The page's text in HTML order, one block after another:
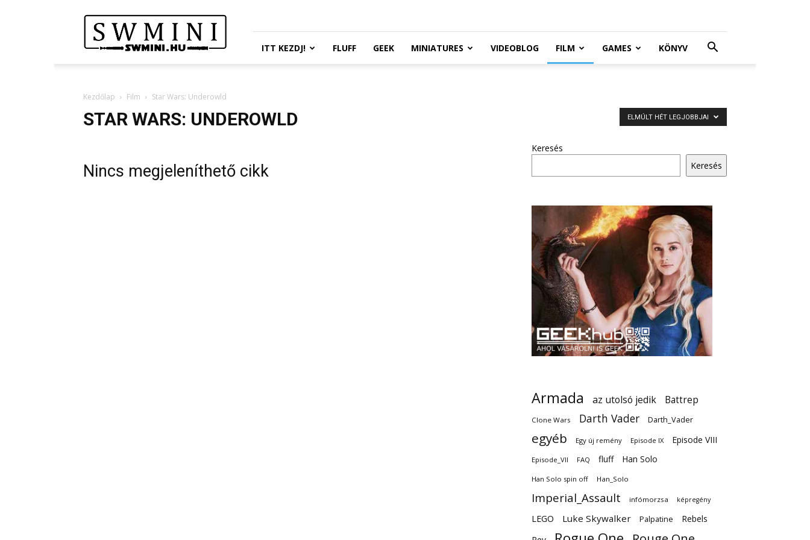
Wars
Miniatures
Portál
ITT KEZDJ! FLUFF GEEK MINIATURES VIDEOBLOG FILM GAMES KÖNYV
Kezdőlap Film Star Wars: Underowld
STAR WARS: UNDEROWLD ELMÚLT HÉT LEGJOBBJAI
Nincs megjeleníthető cikk
Keresés
Keresés
Armada az utolsó jedik Battrep
Clone Wars Darth Vader Darth_Vader
egyéb Egy új remény Episode IX Episode VIII
Episode_VII FAQ fluff Han Solo
Han Solo spin off Han_Solo
Imperial_Assault infómorzsa képregény
LEGO Luke Skywalker Palpatine
Rebels